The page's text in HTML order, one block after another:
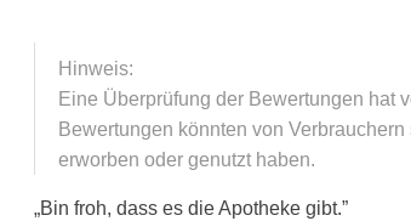
Hinweis:
Eine Überprüfung der Bewertungen hat
Bewertungen könnten von
erworben oder genutzt haben.
„Bin froh, dass es die Apotheke gibt.”